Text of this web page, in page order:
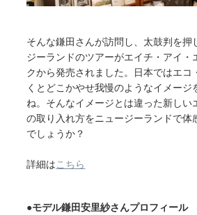
そんな鎌田さんが訪問し、太鼓判を押
ジーランドのツアーがエイチ・アイ・
クから発売されました。日本ではエコ
くとどこかやせ我慢のようなイメージ
ね。そんなイメージとは違った新しい
の取り入れ方をニュージーランドで体
でしょうか？
詳細はこちら
●モデル鎌田安里紗さんプロフィール